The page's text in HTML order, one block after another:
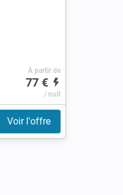
À partir de
77 €
/ nuit
Voir l'offre